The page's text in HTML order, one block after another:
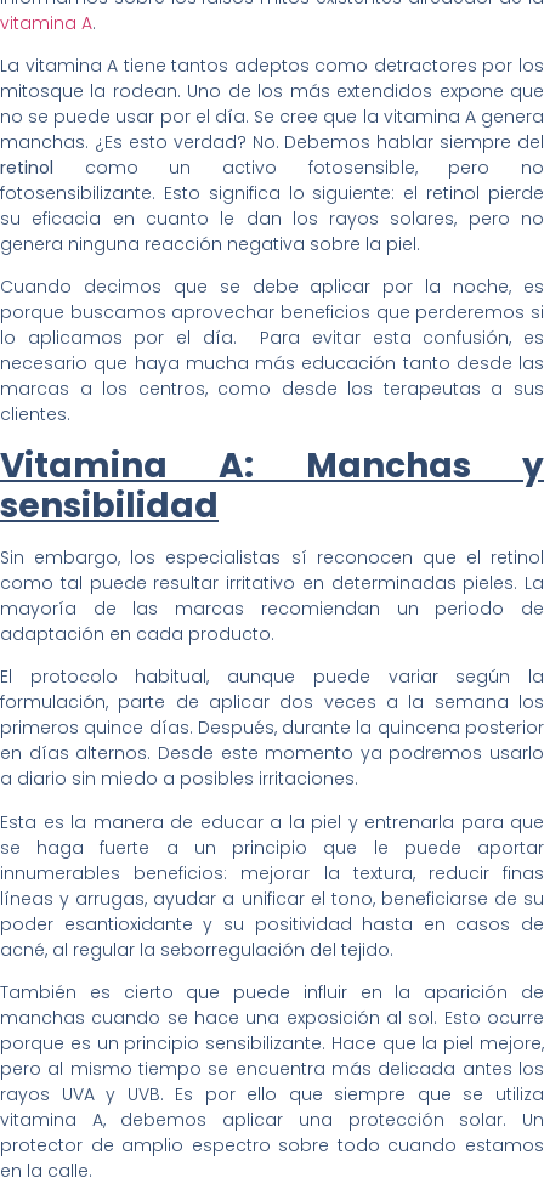
vitamina A.
La vitamina A tiene tantos adeptos como detractores por los
mitosque la rodean. Uno de los más extendidos expone que
no se puede usar por el día. Se cree que la vitamina A genera
manchas. ¿Es esto verdad? No. Debemos hablar siempre del
retinol como un activo fotosensible, pero no
fotosensibilizante. Esto significa lo siguiente: el retinol pierde
su eficacia en cuanto le dan los rayos solares, pero no
genera ninguna reacción negativa sobre la piel.
Cuando decimos que se debe aplicar por la noche, es
porque buscamos aprovechar beneficios que perderemos si
lo aplicamos por el día. Para evitar esta confusión, es
necesario que haya mucha más educación tanto desde las
marcas a los centros, como desde los terapeutas a sus
clientes.
Vitamina A: Manchas y
sensibilidad
Sin embargo, los especialistas sí reconocen que el retinol
como tal puede resultar irritativo en determinadas pieles. La
mayoría de las marcas recomiendan un periodo de
adaptación en cada producto.
El protocolo habitual, aunque puede variar según la
formulación, parte de aplicar dos veces a la semana los
primeros quince días. Después, durante la quincena posterior
en días alternos. Desde este momento ya podremos usarlo
a diario sin miedo a posibles irritaciones.
Esta es la manera de educar a la piel y entrenarla para que
se haga fuerte a un principio que le puede aportar
innumerables beneficios: mejorar la textura, reducir finas
líneas y arrugas, ayudar a unificar el tono, beneficiarse de su
poder esantioxidante y su positividad hasta en casos de
acné, al regular la seborregulación del tejido.
También es cierto que puede influir en la aparición de
manchas cuando se hace una exposición al sol. Esto ocurre
porque es un principio sensibilizante. Hace que la piel mejore,
pero al mismo tiempo se encuentra más delicada antes los
rayos UVA y UVB. Es por ello que siempre que se utiliza
vitamina A, debemos aplicar una protección solar. Un
protector de amplio espectro sobre todo cuando estamos
en la calle.